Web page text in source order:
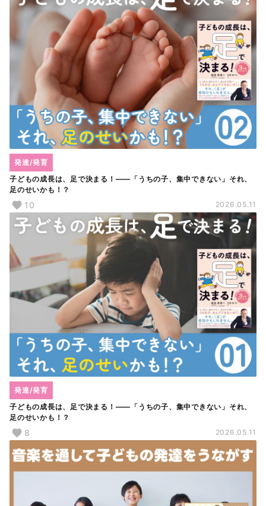
子どもの成長は、足で決まる！――「うちの子、集中できない」それ、
足のせいかも！？
発達/発育
10 2026.05.11
子どもの成長は、足で決まる！――「うちの子、集中できない」それ、
足のせいかも！？
発達/発育
8 2026.05.11